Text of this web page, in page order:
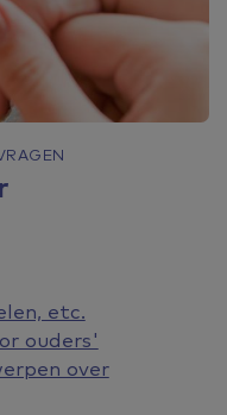
etc.
ouders'
over